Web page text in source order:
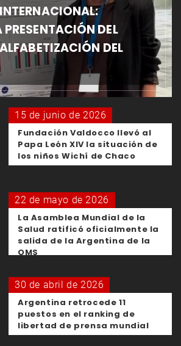
DEL
DEL
15 de junio de 2026
Fundación Valdocco llevó al
Papa León XIV la situación de
los niños Wichí de Chaco
22 de mayo de 2026
La Asamblea Mundial de la
Salud ratificó oficialmente la
salida de la Argentina de la
OMS
30 de abril de 2026
Argentina retrocede 11
puestos en el ranking de
libertad de prensa mundial